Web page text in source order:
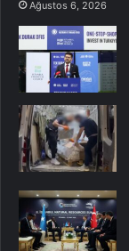
Ağustos 6, 2026